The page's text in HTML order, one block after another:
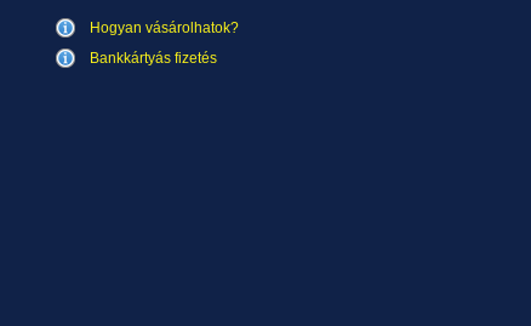
Hogyan vásárolhatok?
Bankkártyás fizetés